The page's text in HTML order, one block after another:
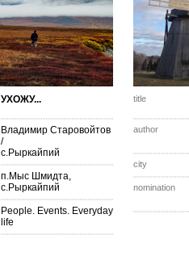
УХОЖУ...
Владимир Старовойтов
/
с.Рыркайпий
п.Мыс Шмидта,
с.Рыркайпий
People. Events. Everyday
life
title
author
city
nomination